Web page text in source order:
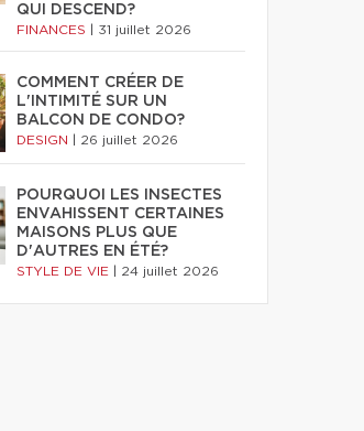
QUI DESCEND?
FINANCES 31 juillet 2026
COMMENT CRÉER DE
L'INTIMITÉ SUR UN
BALCON DE CONDO?
DESIGN 26 juillet 2026
POURQUOI LES INSECTES
ENVAHISSENT CERTAINES
MAISONS PLUS QUE
D'AUTRES EN ÉTÉ?
STYLE DE VIE 24 juillet 2026